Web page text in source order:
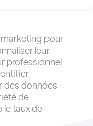
pour
leur
professionnel.
des données
de
le taux de